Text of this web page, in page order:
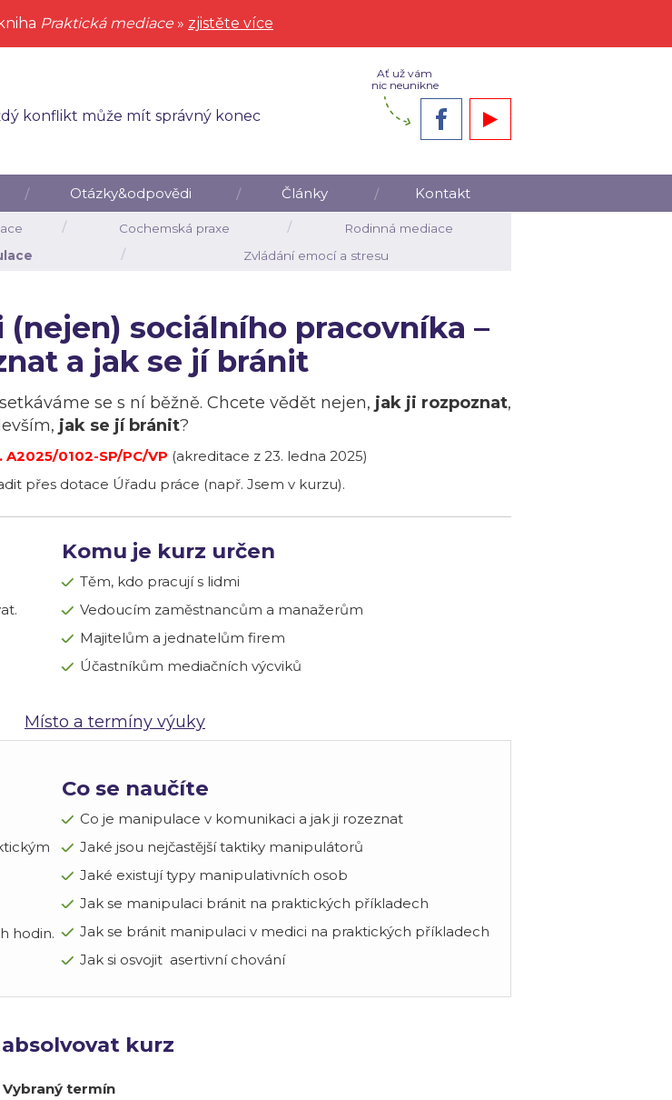
Praktická mediace » zjistěte více
konflikt může mít správný konec
Ať už vám
nic neunikne
Cochemská praxe
Rodinná mediace
Zvládání emocí a stresu
Otázky&odpovědi Články Kontakt
(nejen) sociálního pracovníka –
a jak se jí bránit
se s ní běžně. Chcete vědět nejen, jak ji rozpoznat,
jak se jí bránit?
0102-SP/PC/VP (akreditace z 23. ledna 2025)
přes dotace Úřadu práce (např. Jsem v kurzu).
Komu je kurz určen
Těm, kdo pracují s lidmi
Vedoucím zaměstnancům a manažerům
Majitelům a jednatelům firem
Účastníkům mediačních výcviků
Místo a termíny výuky
hodin.
Co se naučíte
Co je manipulace v komunikaci a jak ji rozeznat
Jaké jsou nejčastější taktiky manipulátorů
Jaké existují typy manipulativních osob
Jak se manipulaci bránit na praktických příkladech
Jak se bránit manipulaci v medici na praktických příkladech
Jak si osvojit asertivní chování
kurz
Vybraný termín